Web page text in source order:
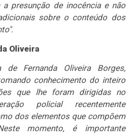
presunção de inocência e não
sobre o conteúdo dos
Oliveira
de Fernanda Oliveira Borges,
conhecimento do inteiro
que lhe foram dirigidas no
policial recentemente
dos elementos que compõem
momento, é importante